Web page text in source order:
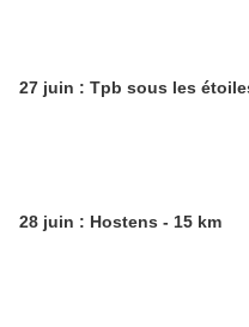
27 juin : Tpb sous les
28 juin : Hostens - 15 km